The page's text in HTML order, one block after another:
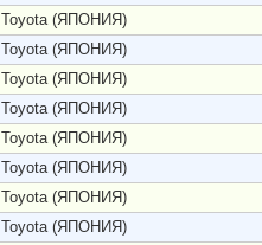
Toyota (ЯПОНИЯ)
Toyota (ЯПОНИЯ)
Toyota (ЯПОНИЯ)
Toyota (ЯПОНИЯ)
Toyota (ЯПОНИЯ)
Toyota (ЯПОНИЯ)
Toyota (ЯПОНИЯ)
Toyota (ЯПОНИЯ)